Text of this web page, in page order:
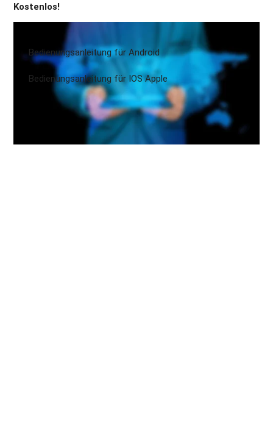
Kostenlos!
Bedienungsanleitung für Android
Bedienungsanleitung für IOS Apple